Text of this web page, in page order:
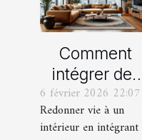
Comment
intégrer des
éléments
vintage dans
6 février 2026 22:07
Redonner vie à un
intérieur en intégrant